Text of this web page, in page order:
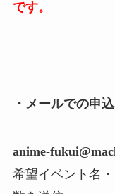
です。
・メールでの申
anime-
希望イベント名